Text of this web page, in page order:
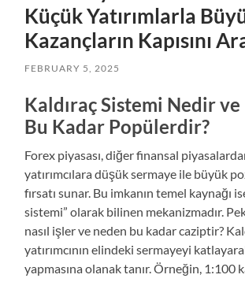
Küçük Yatırımlarla
Kazançların Kapısını
FEBRUARY 5, 2025
Kaldıraç Sistemi Nedir
Bu Kadar Popülerdir?
Forex piyasası, diğer finansal
yatırımcılara düşük sermaye ile büyük
fırsatı sunar. Bu imkanın temel kaynağı
sistemi” olarak bilinen mekanizmadır.
nasıl işler ve neden bu kadar caziptir?
yatırımcının elindeki sermayeyi
yapmasına olanak tanır. Örneğin, 1:100